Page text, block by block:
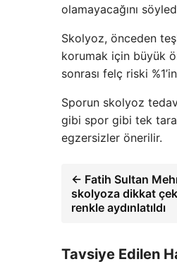
olamayacağını
Skolyoz, önceden
korumak için büyük
sonrası felç riski
Sporun skolyoz
gibi spor gibi tek
egzersizler önerilir.
← Fatih Sultan
skolyoza dikkat
renkle aydınlatıldı
Tavsiye Edilen